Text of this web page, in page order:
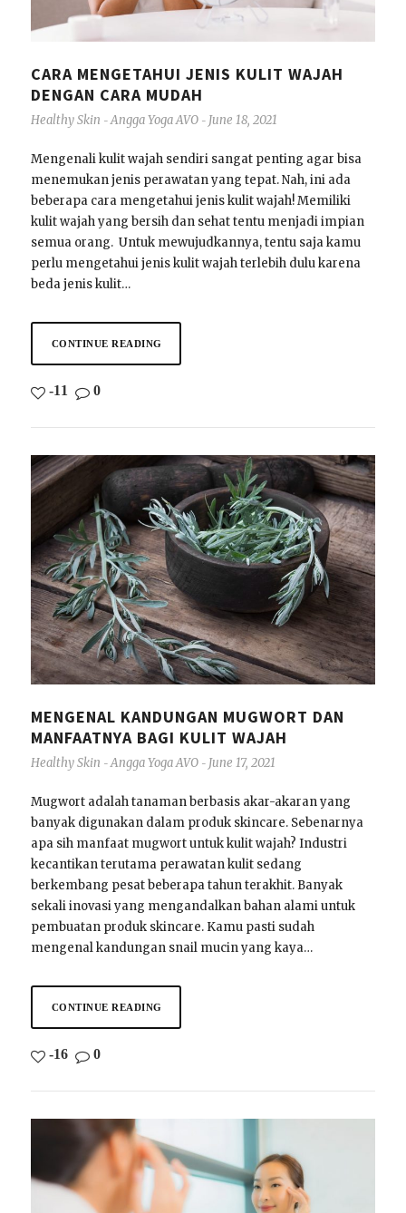
CARA MENGETAHUI JENIS KULIT WAJAH
DENGAN CARA MUDAH
Healthy Skin - Angga Yoga AVO - June 18, 2021
Mengenali kulit wajah sendiri sangat penting agar bisa
menemukan jenis perawatan yang tepat. Nah, ini ada
beberapa cara mengetahui jenis kulit wajah! Memiliki
kulit wajah yang bersih dan sehat tentu menjadi impian
semua orang. Untuk mewujudkannya, tentu saja kamu
perlu mengetahui jenis kulit wajah terlebih dulu karena
beda jenis kulit…
CONTINUE READING
-11 0
MENGENAL KANDUNGAN MUGWORT DAN
MANFAATNYA BAGI KULIT WAJAH
Healthy Skin - Angga Yoga AVO - June 17, 2021
Mugwort adalah tanaman berbasis akar-akaran yang
banyak digunakan dalam produk skincare. Sebenarnya
apa sih manfaat mugwort untuk kulit wajah? Industri
kecantikan terutama perawatan kulit sedang
berkembang pesat beberapa tahun terakhit. Banyak
sekali inovasi yang mengandalkan bahan alami untuk
pembuatan produk skincare. Kamu pasti sudah
mengenal kandungan snail mucin yang kaya…
CONTINUE READING
-16 0